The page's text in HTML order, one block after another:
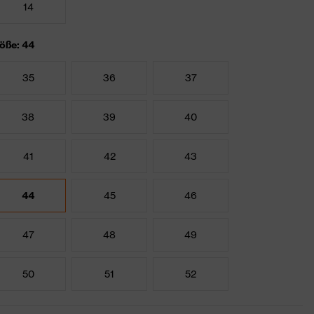
14
44
35 36 37
38 39 40
41 42 43
44 45 46
47 48 49
50 51 52